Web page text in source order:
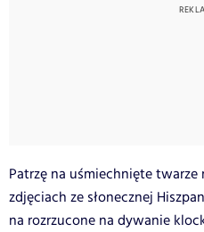
Patrzę na uśmiechnięte twarze
zdjęciach ze słonecznej
na rozrzucone na dywanie